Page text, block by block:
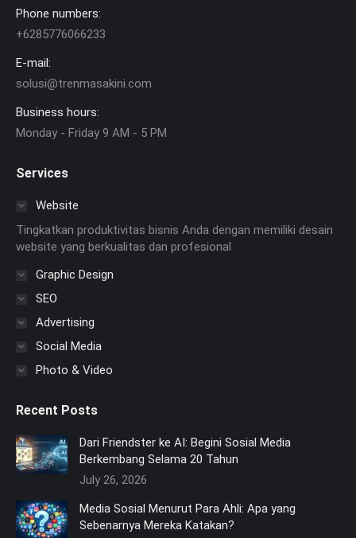
Phone numbers:
+6285776066233
E-mail:
solusi@trenmasakini.com
Business hours:
Monday - Friday 9 AM - 5 PM
Services
Website
Tingkatkan produktivitas bisnis Anda dengan memiliki desain
website yang berkualitas dan profesional
Graphic Design
SEO
Advertising
Social Media
Photo & Video
Recent Posts
Dari Friendster ke AI: Begini Sosial Media
Berkembang Selama 20 Tahun
July 26, 2026
Media Sosial Menurut Para Ahli: Apa yang
Sebenarnya Mereka Katakan?